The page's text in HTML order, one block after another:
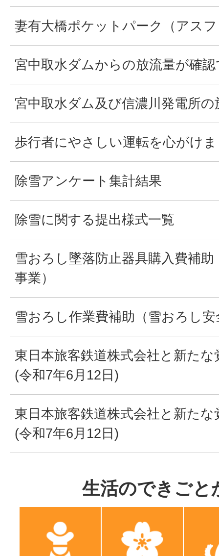
妻有大橋ポケットパーク（アス
宮中取水ダムからの放流量が確
宮中取水ダム及び信濃川発電所の
歩行者にやさしい運転を心がけ
除雪アンケート集計結果
除雪に関する提出様式一覧
雪おろし墜落防止器具購入費補
事業）
雪おろし作業費補助（雪おろし
東日本旅客鉄道株式会社と新た
(令和7年6月12日)
東日本旅客鉄道株式会社と新た
(令和7年6月12日)
生活のできごと